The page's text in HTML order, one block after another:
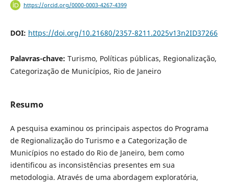
https://orcid.org/0000-0003-4267-4399
DOI: https://doi.org/10.21680/2357-8211.2025v13n2ID37266
Palavras-chave: Turismo, Políticas públicas, Regionalização,
Categorização de Municípios, Rio de Janeiro
Resumo
A pesquisa examinou os principais aspectos do Programa
de Regionalização do Turismo e a Categorização de
Municípios no estado do Rio de Janeiro, bem como
identificou as inconsistências presentes em sua
metodologia. Através de uma abordagem exploratória,